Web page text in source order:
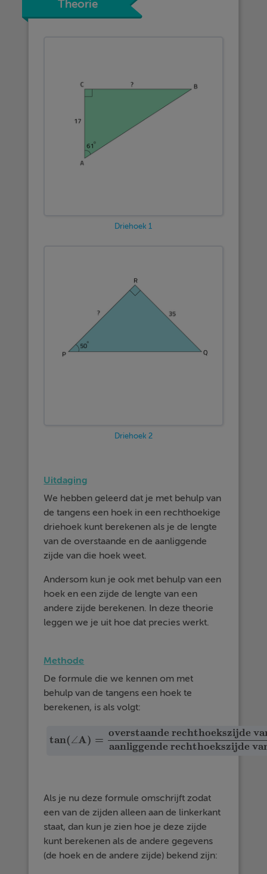
Theorie
Driehoek 1
Driehoek 2
Uitdaging
We hebben geleerd dat je met behulp van
de tangens een hoek in een rechthoekige
driehoek kunt berekenen als je de lengte
van de overstaande en de aanliggende
zijde van die hoek weet.
Andersom kun je ook met behulp van een
hoek en een zijde de lengte van een
andere zijde berekenen. In deze theorie
leggen we je uit hoe dat precies werkt.
Methode
De formule die we kennen om met
behulp van de tangens een hoek te
berekenen, is als volgt:
tan(∠A ) =
overstaande rechthoekszijde
aanliggende rechthoekszijde
tan(∠A)=overstaande rechthoekszijde van∠A
Als je nu deze formule omschrijft zodat
een van de zijden alleen aan de linkerkant
staat, dan kun je zien hoe je deze zijde
kunt berekenen als de andere gegevens
(de hoek en de andere zijde) bekend zijn: